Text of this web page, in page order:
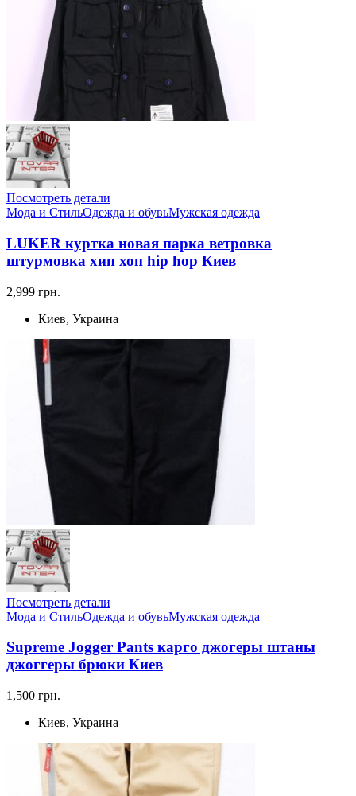
Посмотреть детали
Мода и СтильОдежда и обувьМужская одежда
LUKER куртка новая парка ветровка
штурмовка хип хоп hip hop Киев
2,999 грн.
Киев, Украина
Посмотреть детали
Мода и СтильОдежда и обувьМужская одежда
Supreme Jogger Pants карго джогеры штаны
джоггеры брюки Киев
1,500 грн.
Киев, Украина